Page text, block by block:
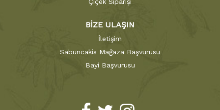
Çiçek Siparişi
BİZE ULAŞIN
İletişim
Sabuncakis Mağaza Başvurusu
Bayi Başvurusu